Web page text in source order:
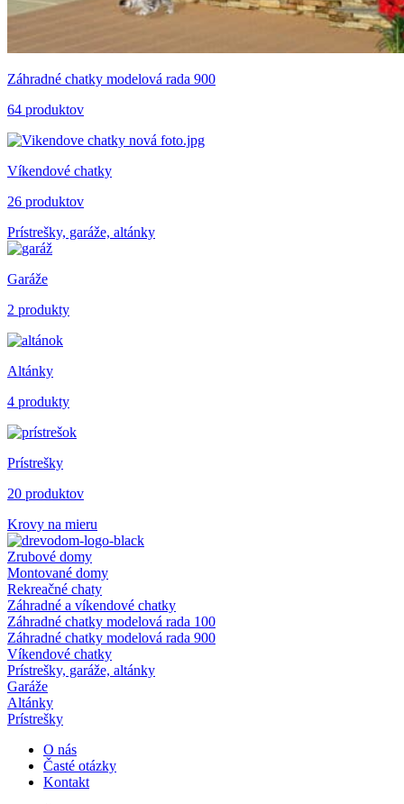
Záhradné chatky modelová rada 900
64 produktov
Víkendové chatky
26 produktov
Prístrešky, garáže, altánky
Garáže
2 produkty
Altánky
4 produkty
Prístrešky
20 produktov
Krovy na mieru
Zrubové domy
Montované domy
Rekreačné chaty
Záhradné a víkendové chatky
Záhradné chatky modelová rada 100
Záhradné chatky modelová rada 900
Víkendové chatky
Prístrešky, garáže, altánky
Garáže
Altánky
Prístrešky
O nás
Časté otázky
Kontakt